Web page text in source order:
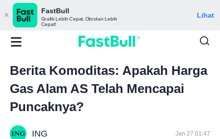
FastBull
Grafik Lebih Cepat, Obrolan Lebih
Cepat!
Lihat
Berita Komoditas: Apakah Harga
Gas Alam AS Telah Mencapai
Puncaknya?
ING Jan 27 01:47